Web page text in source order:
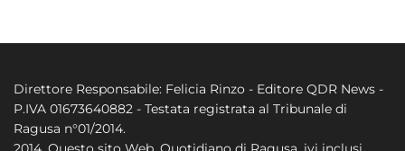
Direttore Responsabile: Felicia Rinzo - Editore QDR News -
P.IVA 01673640882 - Testata registrata al Tribunale di
Ragusa n°01/2014.